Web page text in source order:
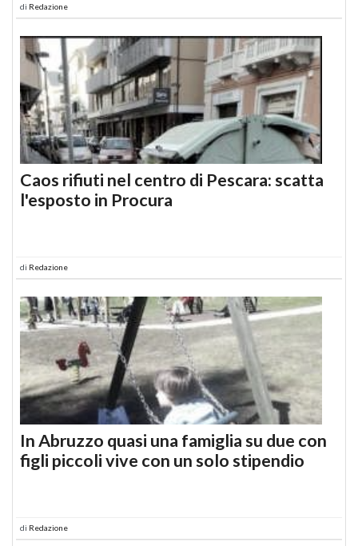
di Redazione
Caos rifiuti nel centro di Pescara: scatta
l'esposto in Procura
di Redazione
In Abruzzo quasi una famiglia su due con
figli piccoli vive con un solo stipendio
di Redazione